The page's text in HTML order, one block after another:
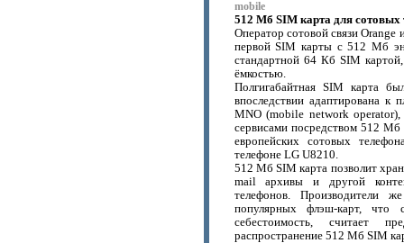
mobile
512 Мб SIM карта для сотовых
Оператор сотовой связи
первой SIM карты с 512 Мб
стандартной 64 Кб SIM
ёмкостью.
Полгигабайтная SIM карта
впоследствии адаптирована к
MNO (mobile network operator),
сервисами посредством 512 Мб
европейских сотовых
телефоне LG U8210.
512 Мб SIM карта позволит
mail архивы и другой
телефонов. Производители
популярных флэш-карт, что
себестоимость, считает
распространение 512 Мб SIM